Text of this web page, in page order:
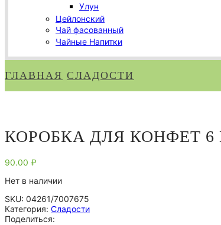
Улун
Цейлонский
Чай фасованный
Чайные Напитки
ГЛАВНАЯ СЛАДОСТИ
КОРОБКА ДЛЯ КОНФЕТ 6
90.00 ₽
Нет в наличии
SKU: 04261/7007675
Категория: Сладости
Поделиться: